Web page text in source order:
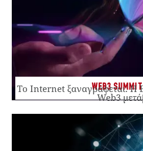
WEB3
Το Internet ξαναγράφεται. Η
Web3